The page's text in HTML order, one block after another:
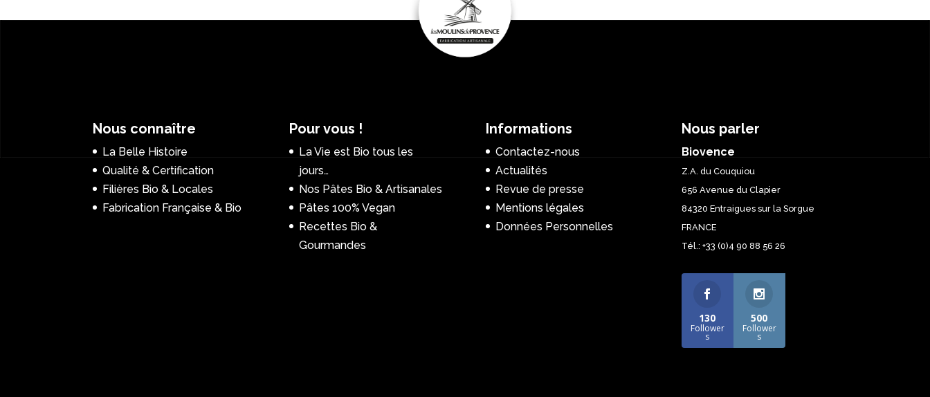
Nous connaître
La Belle Histoire
Qualité & Certification
Filières Bio & Locales
Fabrication Française & Bio
Pour vous !
La Vie est Bio tous les
jours…
Nos Pâtes Bio & Artisanales
Pâtes 100% Vegan
Recettes Bio &
Gourmandes
Informations
Contactez-nous
Actualités
Revue de presse
Mentions légales
Données Personnelles
Nous parler
Biovence
Z.A. du Couquiou
656 Avenue du Clapier
84320 Entraigues sur la Sorgue
FRANCE
Tél.: +33 (0)4 90 88 56 26
130
Follower
s
500
Follower
s